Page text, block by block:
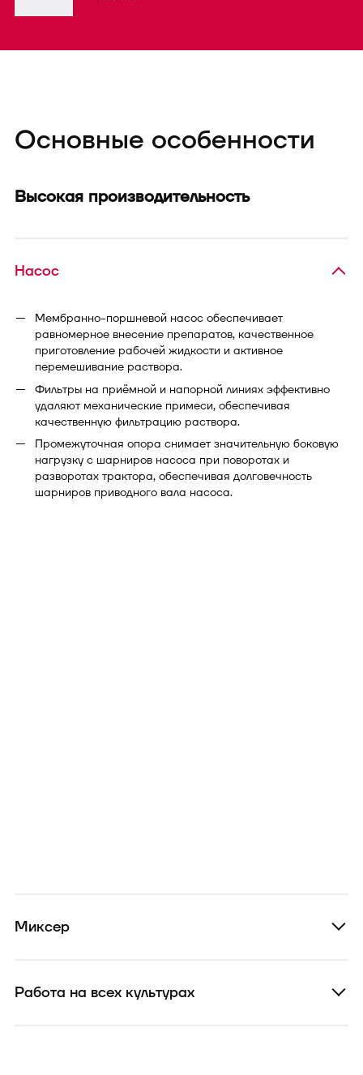
Основные особенности
Высокая производительность
Насос
Мембранно-поршневой насос обеспечивает
равномерное внесение препаратов, качественное
приготовление рабочей жидкости и активное
перемешивание раствора.
Фильтры на приёмной и напорной линиях эффективно
удаляют механические примеси, обеспечивая
качественную фильтрацию раствора.
Промежуточная опора снимает значительную боковую
нагрузку с шарниров насоса при поворотах и
разворотах трактора, обеспечивая долговечность
шарниров приводного вала насоса.
Миксер
Работа на всех культурах